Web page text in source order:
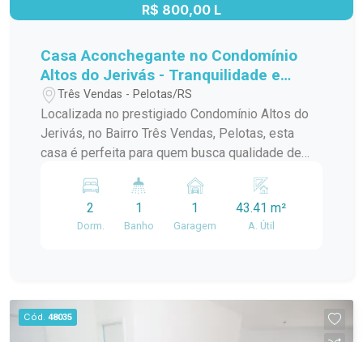
R$ 800,00 L
Casa Aconchegante no Condomínio
Altos do Jerivás - Tranquilidade e
Conforto no Bairro Três Vendas!
Três Vendas - Pelotas/RS
Localizada no prestigiado Condomínio Altos do
Jerivás, no Bairro Três Vendas, Pelotas, esta
casa é perfeita para quem busca qualidade de
BR-116 e próximo ao bairro Sítio Floresta e
próxima a escolas, comércios e serviços
essenciais, esta é a escolha ideal para morar
Conjugada: Espaço integrado e funcional, ideal
para otimizar o ambiente e receber convidados. -
2
Dorm.
1
Banho
1
Garagem
43.41 m²
A. Útil
Cód. 48035